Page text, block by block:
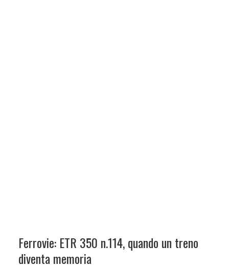
Ferrovie: ETR 350 n.114, quando un treno
diventa memoria